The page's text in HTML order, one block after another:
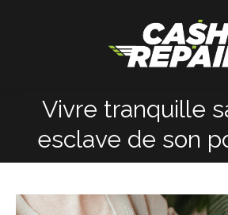
Vivre tranquille
esclave de son
Vous êtes ici :